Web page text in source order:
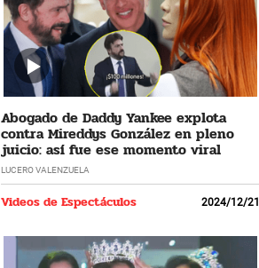
Abogado de Daddy Yankee explota
contra Mireddys González en pleno
juicio: así fue ese momento viral
LUCERO VALENZUELA
Videos de Espectáculos 2024/12/21